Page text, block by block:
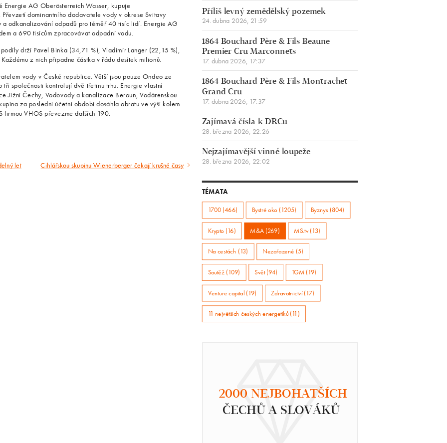
AG Oberösterreich Wasser, kupuje
dominantního dodavatele vody v okrese Svitavy
odkanalizování odpadů pro téměř 40 tisíc lidí. Energie AG
a 690 tisícům zpracovávat odpadní vodu.
drží Pavel Binka (34,71 %), Vladimír Langer (22,15 %),
z nich připadne částka v řádu desítek milionů.
vody v České republice. Větší jsou pouze Ondeo ze
společnosti kontrolují dvě třetinu trhu. Energie vlastní
Jižní Čechy, Vodovody a kanalizace Beroun, Vodárenskou
za poslední účetní období dosáhla obratu ve výši kolem
VHOS převezme dalších 190.
let
Následující
Cihlářskou skupinu Wienerberger čekají krušné časy
Příliš levný zemědělský pozemek
24. dubna 2026, 21:59
1864 Bouchard Père & Fils Beaune
Premier Cru Marconnets
17. dubna 2026, 17:37
1864 Bouchard Père & Fils Montrachet
Grand Cru
17. dubna 2026, 17:37
Zajímavá čísla k DRCu
28. března 2026, 22:26
Nejzajímavější vinné loupeže
28. března 2026, 22:02
TÉMATA
1700 (466) Bystré oko (1205) Byznys (804)
Krypto (16) M&A (269) MS.tv (13)
Na cestách (13) Nezařazené (5)
Soutěž (109) Svět (94) TGM (19)
Venture capital (19) Zdravotnictví (17)
11 největších českých energetiků (11)
2000 NEJBOHATŠÍCH
ČECHŮ A SLOVÁKŮ